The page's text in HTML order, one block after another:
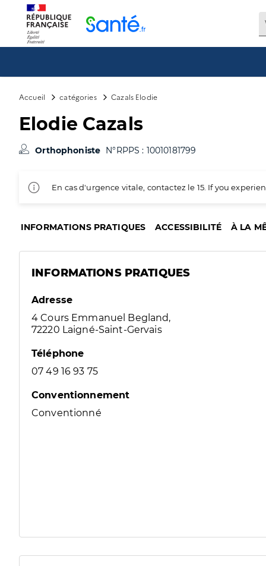
Accueil catégories Cazals Elodie
Elodie Cazals
Orthophoniste N°RPPS : 10010181799
En cas d'urgence vitale, contactez le 15. If you
INFORMATIONS PRATIQUES ACCESSIBILITÉ À LA
INFORMATIONS PRATIQUES
Adresse
4 Cours Emmanuel Begland,
72220 Laigné-Saint-Gervais
Téléphone
07 49 16 93 75
Conventionnement
Conventionné
Panneau de gestion des cookies